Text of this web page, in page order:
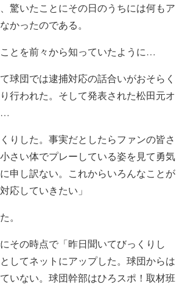
驚いたことにその日のうちには何もア
かったのである。
とを前々から知っていたように…
球団では逮捕対応の話合いがおそらく
行われた。そして発表された松田元オ
…
りした。事実だとしたらファンの皆さ
さい体でプレーしている姿を見て勇気
申し訳ない。これからいろんなことが
応していきたい」
。
その時点で「昨日聞いてびっくりし
してネットにアップした。球団からは
いない。球団幹部はひろスポ！取材班